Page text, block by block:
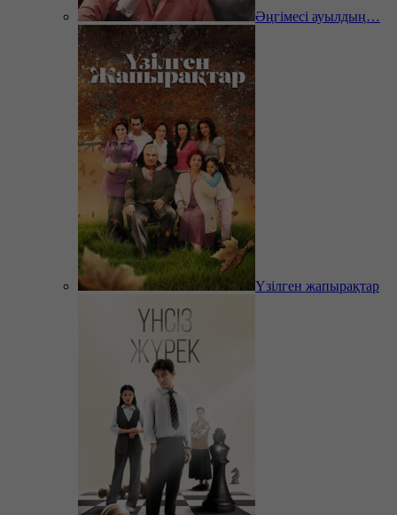
Әңгімесі ауылдың…
Үзілген жапырақтар